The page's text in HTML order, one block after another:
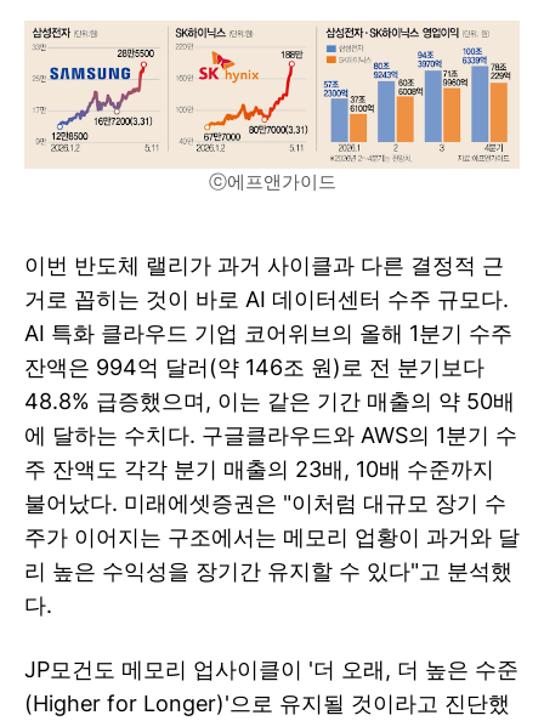
ⓒ에프앤가이드
이번 반도체 랠리가 과거 사이클과 다른 결정적 근
거로 꼽히는 것이 바로 AI 데이터센터 수주 규모다.
AI 특화 클라우드 기업 코어위브의 올해 1분기 수주
잔액은 994억 달러(약 146조 원)로 전 분기보다
48.8% 급증했으며, 이는 같은 기간 매출의 약 50배
에 달하는 수치다. 구글클라우드와 AWS의 1분기 수
주 잔액도 각각 분기 매출의 23배, 10배 수준까지
불어났다. 미래에셋증권은 "이처럼 대규모 장기 수
주가 이어지는 구조에서는 메모리 업황이 과거와 달
리 높은 수익성을 장기간 유지할 수 있다"고 분석했
다.
JP모건도 메모리 업사이클이 '더 오래, 더 높은 수준
(Higher for Longer)'으로 유지될 것이라고 진단했